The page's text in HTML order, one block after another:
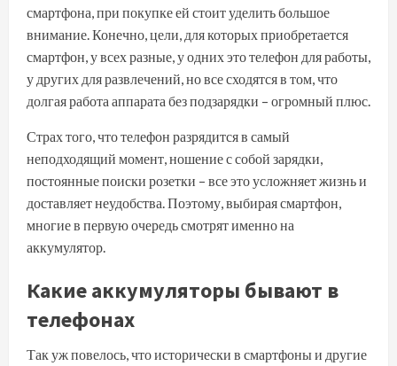
смартфона, при покупке ей стоит уделить большое
внимание. Конечно, цели, для которых приобретается
смартфон, у всех разные, у одних это телефон для работы,
у других для развлечений, но все сходятся в том, что
долгая работа аппарата без подзарядки – огромный плюс.
Страх того, что телефон разрядится в самый
неподходящий момент, ношение с собой зарядки,
постоянные поиски розетки – все это усложняет жизнь и
доставляет неудобства. Поэтому, выбирая смартфон,
многие в первую очередь смотрят именно на
аккумулятор.
Какие аккумуляторы бывают в
телефонах
Так уж повелось, что исторически в смартфоны и другие